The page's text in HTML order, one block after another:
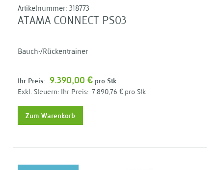
Artikelnummer: 318773
ATAMA CONNECT PS03
Bauch-/Rückentrainer
Ihr Preis: 9.390,00 € pro Stk
Ihr Preis: 7.890,76 € pro Stk
Zum Warenkorb